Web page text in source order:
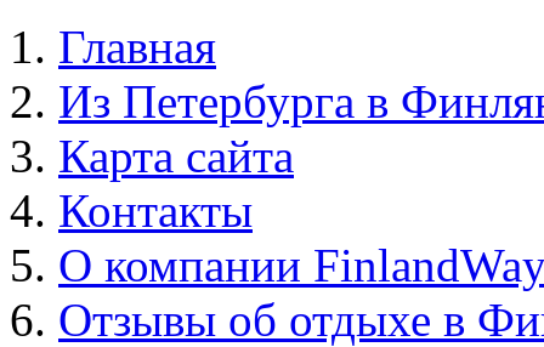
Главная
Из Петербурга в
Карта сайта
Контакты
О компании
Отзывы об отдыхе в